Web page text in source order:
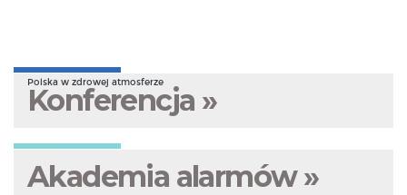
Polska w zdrowej atmosferze
Konferencja »
Akademia alarmów »